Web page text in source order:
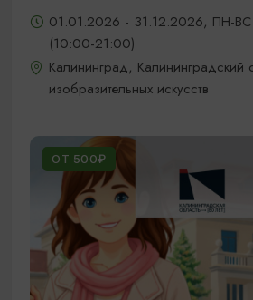
01.01.2026 - 31.12.2026, ПН-
(10:00-21:00)
Калининград, Калининградский
изобразительных искусств
ОТ 500₽